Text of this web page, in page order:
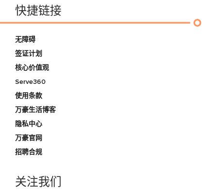
快捷链接
无障碍
签证计划
核心价值观
Serve360
使用条款
万豪生活博客
隐私中心
万豪官网
招聘合规
关注我们